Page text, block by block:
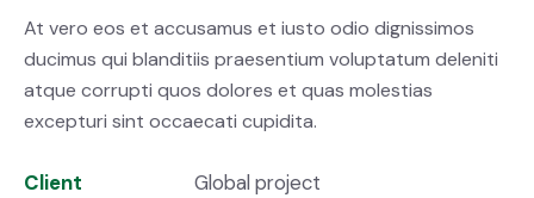
At vero eos et accusamus et iusto odio dignissimos
ducimus qui blanditiis praesentium voluptatum deleniti
atque corrupti quos dolores et quas molestias
excepturi sint occaecati cupidita.
Client
Global project